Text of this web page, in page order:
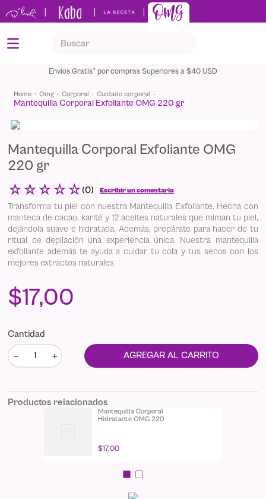
Envíos Gratis* por compras Superiores a $40 USD
omg corporal cuidado corporal
Mantequilla Corporal Exfoliante OMG 220 gr
Mantequilla Corporal Exfoliante OMG
220 gr
☆☆☆☆☆(0) Escribir un comentario
Transforma tu piel con nuestra Mantequilla Exfoliante. Hecha con
manteca de cacao, karité y 12 aceites naturales que miman tu piel,
dejándola suave e hidratada. Además, prepárate para hacer de tu
ritual de depilación una experiencia única. Nuestra mantequilla
exfoliante además te ayuda a cuidar tu cola y tus senos con los
mejores extractos naturales
$17,00
Cantidad
＋
－ AGREGAR AL CARRITO
Productos relacionados
Mantequilla Corporal
Hidratante OMG 220
$17,00
TÉRMINOS MÁS BUSCADOS
2.
shampoo
4.
capilar
5